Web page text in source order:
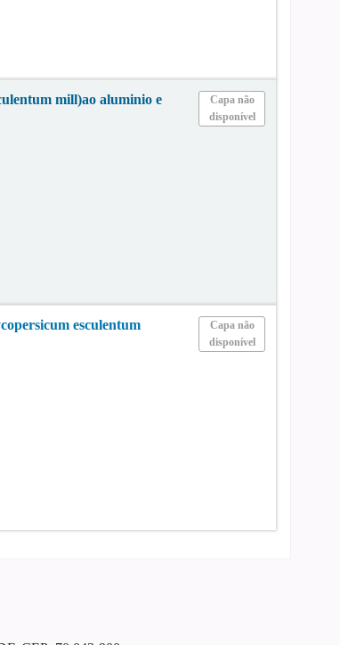
Capa não
disponível
mill)ao aluminio e
Capa não
disponível
esculentum